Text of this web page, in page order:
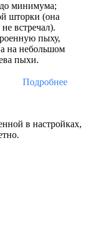
минимума;
шторки (она
встречал).
пыху,
на небольшом
пыхи.
Подробнее
в настройках,